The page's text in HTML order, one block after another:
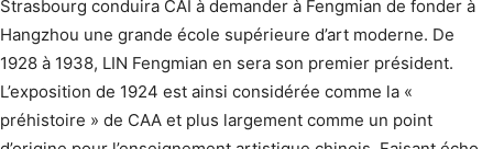
Strasbourg conduira CAI à demander à Fengmian de fonder à
Hangzhou une grande école supérieure d’art moderne. De
1928 à 1938, LIN Fengmian en sera son premier président.
L’exposition de 1924 est ainsi considérée comme la «
préhistoire » de CAA et plus largement comme un point